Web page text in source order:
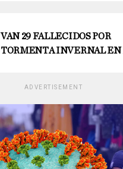
VAN 29 FALLECIDOS POR
TORMENTA INVERNAL EN
ADVERTISEMENT